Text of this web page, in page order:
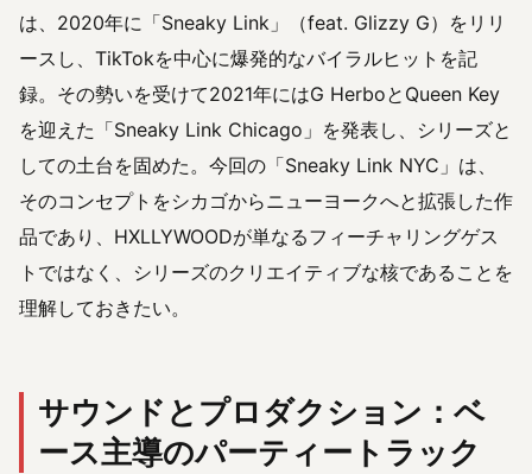
は、2020年に「Sneaky Link」（feat. Glizzy G）をリリ
ースし、TikTokを中心に爆発的なバイラルヒットを記
録。その勢いを受けて2021年にはG HerboとQueen Key
を迎えた「Sneaky Link Chicago」を発表し、シリーズと
しての土台を固めた。今回の「Sneaky Link NYC」は、
そのコンセプトをシカゴからニューヨークへと拡張した作
品であり、HXLLYWOODが単なるフィーチャリングゲス
トではなく、シリーズのクリエイティブな核であることを
理解しておきたい。
サウンドとプロダクション：ベ
ース主導のパーティートラック